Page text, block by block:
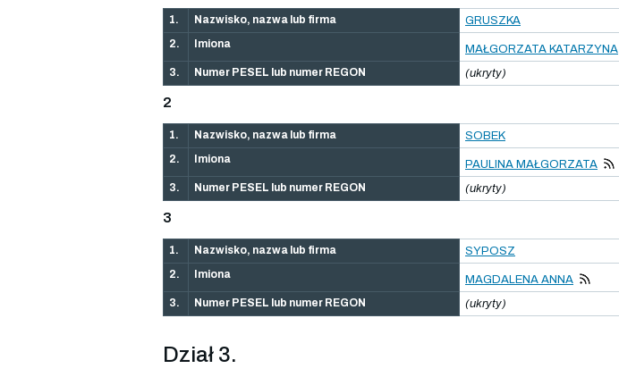
1. Nazwisko, nazwa lub firma
GRUSZKA
2.
Imiona
MAŁGORZATA KATARZYNA
3.
Numer PESEL lub numer REGON (ukryty)
2
1. Nazwisko, nazwa lub firma
SOBEK
2.
Imiona
PAULINA MAŁGORZATA
3.
Numer PESEL lub numer REGON (ukryty)
3
1. Nazwisko, nazwa lub firma
SYPOSZ
2.
Imiona
MAGDALENA ANNA
3.
Numer PESEL lub numer REGON (ukryty)
Dział 3.